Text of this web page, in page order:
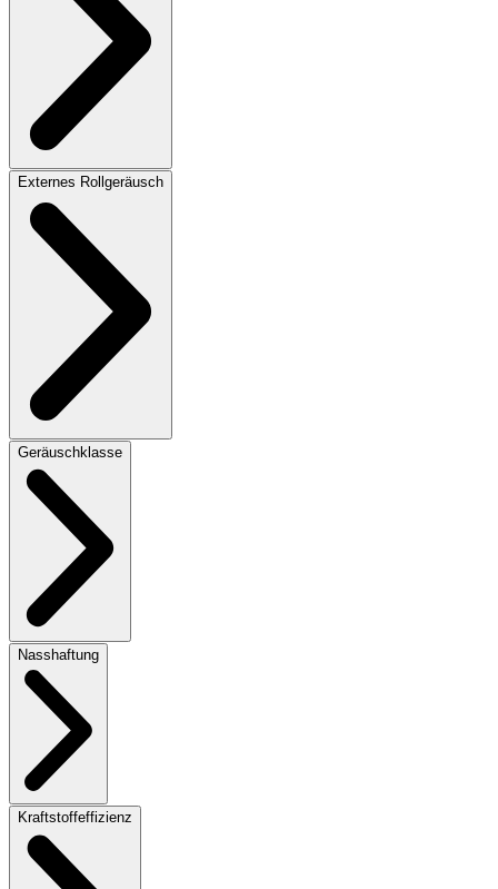
Externes Rollgeräusch
Geräuschklasse
Nasshaftung
Kraftstoffeffizienz